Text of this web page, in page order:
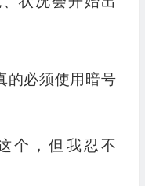
的必须使用暗号
个，但我忍不